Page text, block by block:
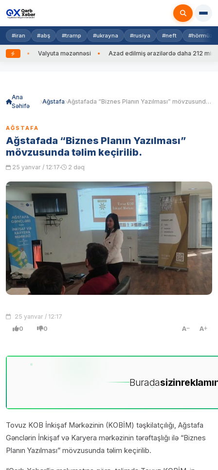
#iran #abş #tramp #ukrayna #rusiya #neft #hörmüz
Valyuta məzənnəsi Azad edilmiş ərazilərdə daha 212 mina, 753
Ana
Səhifə
Ağstafa Ağstafada “Biznes Planın Yazılması” mövzusunda təlim keçirilib.
AĞSTAFA
Ağstafada “Biznes Planın Yazılması”
mövzusunda təlim keçirilib.
25 yanvar / 12:17 2 dəq
25 yanvar / 12:17
0 0 A A
Buradasizin
Tovuz KOB İnkişaf Mərkəzinin (KOBİM) təşkilatçılığı, Ağstafa
Gənclərin İnkişaf və Karyera mərkəzinin tərəftaşlığı ilə “Biznes
Planın Yazılması” mövzusunda təlim keçirilib.